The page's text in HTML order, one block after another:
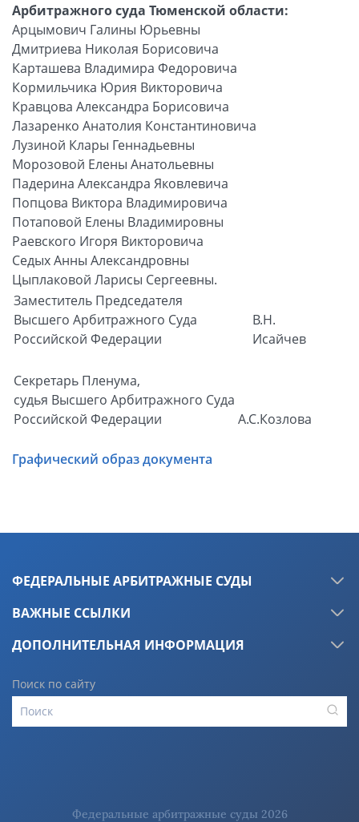
Арбитражного суда Тюменской области:
Арцымович Галины Юрьевны
Дмитриева Николая Борисовича
Карташева Владимира Федоровича
Кормильчика Юрия Викторовича
Кравцова Александра Борисовича
Лазаренко Анатолия Константиновича
Лузиной Клары Геннадьевны
Морозовой Елены Анатольевны
Падерина Александра Яковлевича
Попцова Виктора Владимировича
Потаповой Елены Владимировны
Раевского Игоря Викторовича
Седых Анны Александровны
Цыплаковой Ларисы Сергеевны.
Заместитель Председателя
Высшего Арбитражного Суда
Российской Федерации
В.Н.
Исайчев
Секретарь Пленума,
судья Высшего Арбитражного Суда
Российской Федерации
А.С.Козлова
Графический образ документа
ФЕДЕРАЛЬНЫЕ АРБИТРАЖНЫЕ СУДЫ
ВАЖНЫЕ ССЫЛКИ
ДОПОЛНИТЕЛЬНАЯ ИНФОРМАЦИЯ
Поиск по сайту
Федеральные арбитражные суды 2026